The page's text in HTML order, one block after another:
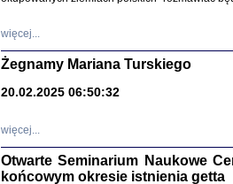
więcej...
Żegnamy Mariana Turskiego
20.02.2025 06:50:32
więcej...
Otwarte Seminarium Naukowe
końcowym okresie istnienia getta